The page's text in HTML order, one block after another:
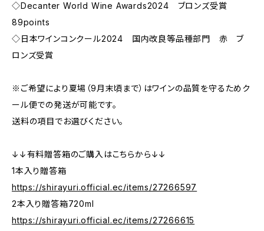
◇Decanter World Wine Awards2024 ブロンズ受賞
89points
◇日本ワインコンクール2024 国内改良等品種部門 赤 ブ
ロンズ受賞
※ご希望により夏場（9月末頃まで）はワインの品質を守るためク
ール便での発送が可能です。
送料の項目でお選びください。
↓↓有料贈答箱のご購入はこちらから↓↓
1本入り贈答箱
https://shirayuri.official.ec/items/27266597
2本入り贈答箱720ml
https://shirayuri.official.ec/items/27266615